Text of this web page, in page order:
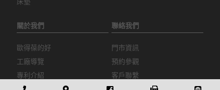
關於我們
歐得葆的好
工廠導覽
專利介紹
聯絡我們
門市資訊
預約參觀
客戶聯繫